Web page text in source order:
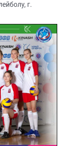
г.